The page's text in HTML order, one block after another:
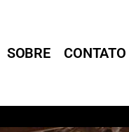
SOBRE CONTATO